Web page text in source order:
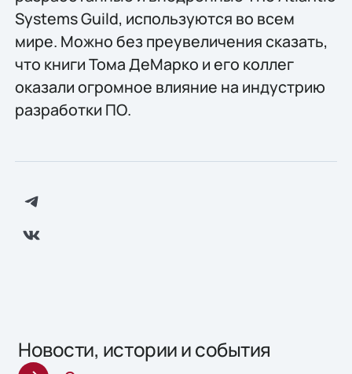
Systems Guild, используются во всем
мире. Можно без преувеличения сказать,
что книги Тома ДеМарко и его коллег
оказали огромное влияние на индустрию
разработки ПО.
Новости, истории и события